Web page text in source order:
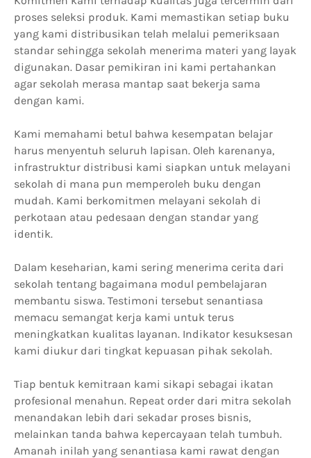
proses seleksi produk. Kami memastikan setiap buku
yang kami distribusikan telah melalui pemeriksaan
standar sehingga sekolah menerima materi yang layak
digunakan. Dasar pemikiran ini kami pertahankan
agar sekolah merasa mantap saat bekerja sama
dengan kami.
Kami memahami betul bahwa kesempatan belajar
harus menyentuh seluruh lapisan. Oleh karenanya,
infrastruktur distribusi kami siapkan untuk melayani
sekolah di mana pun memperoleh buku dengan
mudah. Kami berkomitmen melayani sekolah di
perkotaan atau pedesaan dengan standar yang
identik.
Dalam keseharian, kami sering menerima cerita dari
sekolah tentang bagaimana modul pembelajaran
membantu siswa. Testimoni tersebut senantiasa
memacu semangat kerja kami untuk terus
meningkatkan kualitas layanan. Indikator kesuksesan
kami diukur dari tingkat kepuasan pihak sekolah.
Tiap bentuk kemitraan kami sikapi sebagai ikatan
profesional menahun. Repeat order dari mitra sekolah
menandakan lebih dari sekadar proses bisnis,
melainkan tanda bahwa kepercayaan telah tumbuh.
Amanah inilah yang senantiasa kami rawat dengan